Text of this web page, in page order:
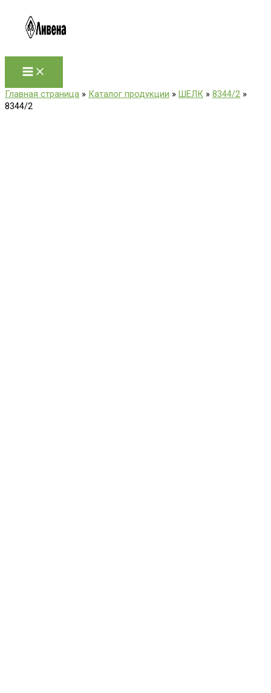
содержимому
Главная страница » Каталог продукции » ШЕЛК » 8344/2 »
8344/2